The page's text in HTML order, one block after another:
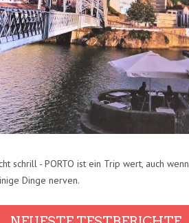
schrill - PORTO ist ein Trip wert, auch wenn
Dinge nerven.